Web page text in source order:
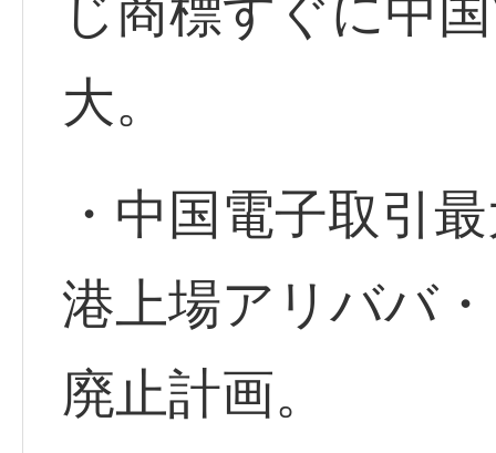
じ商標すぐに中
大。
・中国電子取引
港上場アリババ
廃止計画。